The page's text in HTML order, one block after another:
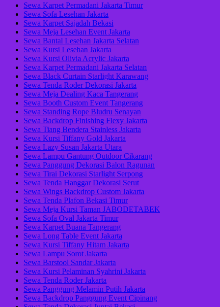
Sewa Karpet Permadani Jakarta Timur
Sewa Sofa Lesehan Jakarta
Sewa Karpet Sajadah Bekasi
Sewa Meja Lesehan Event Jakarta
Sewa Bantal Lesehan Jakarta Selatan
Sewa Kursi Lesehan Jakarta
Sewa Kursi Olivia Acrylic Jakarta
Sewa Karpet Permadani Jakarta Selatan
Sewa Black Curtain Starlight Karawang
Sewa Tenda Roder Dekorasi Jakarta
Sewa Meja Dealing Kaca Tangerang
Sewa Booth Custom Event Tangerang
Sewa Standing Rope Bludru Senayan
Sewa Backdrop Finishing Flexy Jakarta
Sewa Tiang Bendera Stainless Jakarta
Sewa Kursi Tiffany Gold Jakarta
Sewa Lazy Susan Jakarta Utara
Sewa Lampu Gantung Outdoor Cikarang
Sewa Panggung Dekorasi Balon Ragunan
Sewa Tirai Dekorasi Starlight Serpong
Sewa Tenda Hanggar Dekorasi Serut
Sewa Wings Backdrop Custom Jakarta
Sewa Tenda Plafon Bekasi Timur
Sewa Meja Kursi Taman JABODETABEK
Sewa Sofa Oval Jakarta Timur
Sewa Karpet Buana Tangerang
Sewa Long Table Event Jakarta
Sewa Kursi Tiffany Hitam Jakarta
Sewa Lampu Sorot Jakarta
Sewa Barstool Sandar Jakarta
Sewa Kursi Pelaminan Syahrini Jakarta
Sewa Tenda Roder Jakarta
Sewa Panggung Melamin Putih Jakarta
Sewa Backdrop Panggung Event Cipinang